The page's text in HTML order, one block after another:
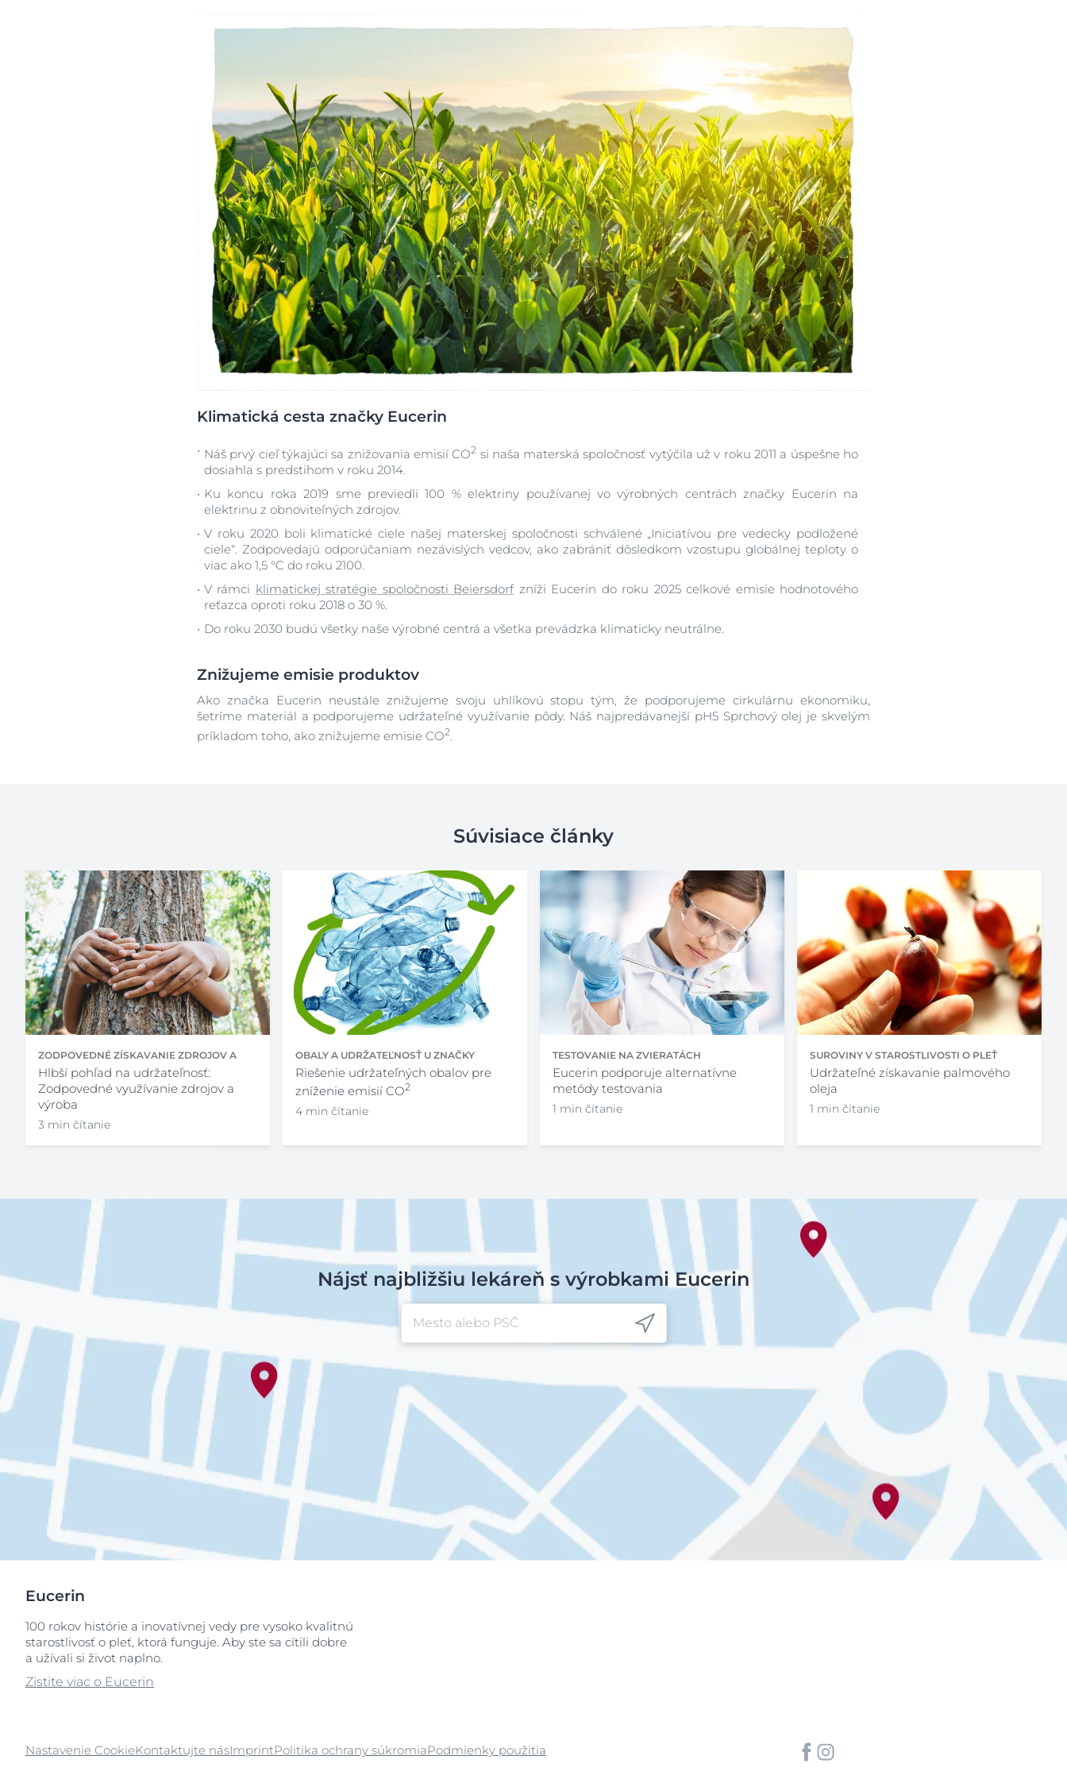
Klimatická cesta značky Eucerin
Náš prvý cieľ týkajúci sa znižovania emisií CO2 si naša materská spoločnosť vytýčila už v roku 2011 a úspešne ho
dosiahla s predstihom v roku 2014.
Ku koncu roka 2019 sme previedli 100 % elektriny používanej vo výrobných centrách značky Eucerin na
elektrinu z obnoviteľných zdrojov.
V roku 2020 boli klimatické ciele našej materskej spoločnosti schválené „Iniciatívou pre vedecky podložené
ciele“. Zodpovedajú odporúčaniam nezávislých vedcov, ako zabrániť dôsledkom vzostupu globálnej teploty o
viac ako 1,5 °C do roku 2100.
V rámci klimatickej stratégie spoločnosti Beiersdorfzníži Eucerin do roku 2025 celkové emisie hodnotového
reťazca oproti roku 2018 o 30 %.
Do roku 2030 budú všetky naše výrobné centrá a všetka prevádzka klimaticky neutrálne.
Znižujeme emisie produktov
Ako značka Eucerin neustále znižujeme svoju uhlíkovú stopu tým, že podporujeme cirkulárnu ekonomiku,
šetríme materiál a podporujeme udržateľné využívanie pôdy. Náš najpredávanejší pH5 Sprchový olej je skvelým
príkladom toho, ako znižujeme emisie CO2.
Súvisiace články
ZODPOVEDNÉ ZÍSKAVANIE ZDROJOV A
VÝROBA
Hlbší pohľad na udržateľnosť:
Zodpovedné využívanie zdrojov a
výroba
3 min čítanie
OBALY A UDRŽATEĽNOSŤ U ZNAČKY
EUCERIN
Riešenie udržateľných obalov pre
zníženie emisií CO2
4 min čítanie
TESTOVANIE NA ZVIERATÁCH
Eucerin podporuje alternatívne
metódy testovania
1 min čítanie
SUROVINY V STAROSTLIVOSTI O PLEŤ
Udržateľné získavanie palmového
oleja
1 min čítanie
Nájsť najbližšiu lekáreň s výrobkami Eucerin
Eucerin
100 rokov histórie a inovatívnej vedy pre vysoko kvalitnú
starostlivosť o pleť, ktorá funguje. Aby ste sa cítili dobre
a užívali si život naplno.
Zistite viac o Eucerin
Nastavenie CookieKontaktujte násImprintPolitika ochrany súkromiaPodmienky použitia